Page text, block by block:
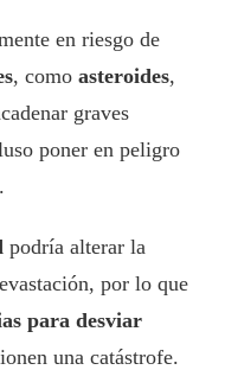
en riesgo de
, como asteroides,
graves
poner en peligro
podría alterar la
por lo que
para desviar
una catástrofe.